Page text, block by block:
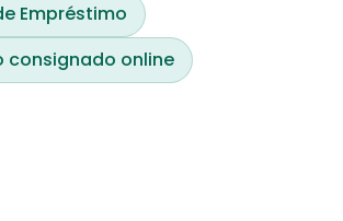
Empréstimo
consignado online